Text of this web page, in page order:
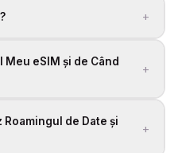
+
Meu eSIM și de Când
+
de Date și
+